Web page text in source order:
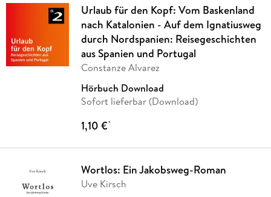
Urlaub für den Kopf: Vom Baskenland
nach Katalonien - Auf dem Ignatiusweg
durch Nordspanien: Reisegeschichten
aus Spanien und Portugal
Constanze Alvarez
Hörbuch Download
Sofort lieferbar (Download)
1,10 €*
Wortlos: Ein Jakobsweg-Roman
Uve Kirsch